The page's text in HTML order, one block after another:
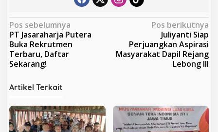
N
a
v
i
g
a
s
i
Pos sebelumnya
PT Jasaraharja Putera
Buka Rekrutmen
Terbaru, Daftar
Sekarang!
Pos berikutnya
Juliyanti Siap
Perjuangkan Aspirasi
Masyarakat Dapil Rejang
Lebong III
Artikel Terkait